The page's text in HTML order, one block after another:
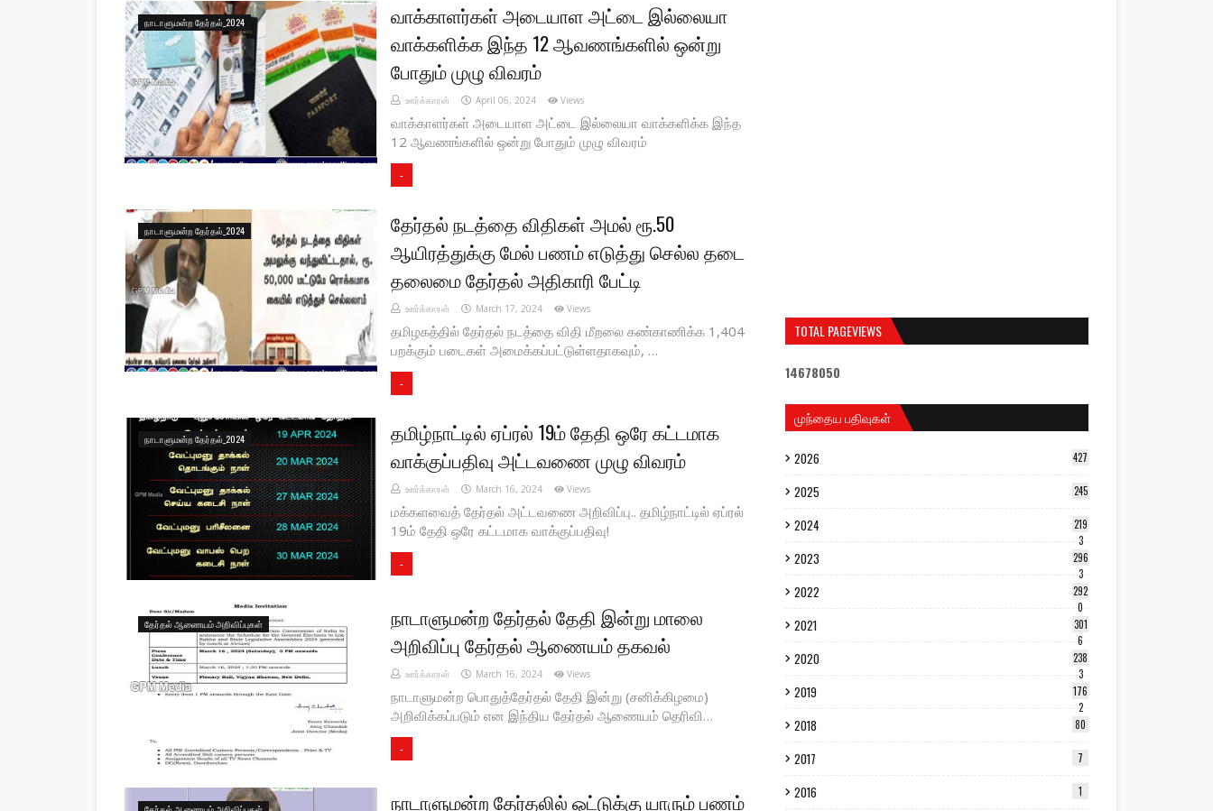
நாடாளுமன்ற தேர்தல்_2024
வாக்காளர்கள் அடையாள அட்டை இல்லையா
வாக்களிக்க இந்த 12 ஆவணங்களில் ஒன்று
போதும் முழு விவரம்
ஊர்க்காரன் April 06, 2024 Views
வாக்காளர்கள் அடையாள அட்டை இல்லையா வாக்களிக்க இந்த
12 ஆவணங்களில் ஒன்று போதும் முழு விவரம்
-
நாடாளுமன்ற தேர்தல்_2024
தேர்தல் நடத்தை விதிகள் அமல் ரூ.50
ஆயிரத்துக்கு மேல் பணம் எடுத்து செல்ல தடை
தலைமை தேர்தல் அதிகாரி பேட்டி
ஊர்க்காரன் March 17, 2024 Views
தமிழகத்தில் தேர்தல் நடத்தை விதி மீறலை கண்காணிக்க 1,404
பறக்கும் படைகள் அமைக்கப்பட்டுள்ளதாகவும், …
-
நாடாளுமன்ற தேர்தல்_2024
தமிழ்நாட்டில் ஏப்ரல் 19ம் தேதி ஒரே கட்டமாக
வாக்குப்பதிவு அட்டவணை முழு விவரம்
ஊர்க்காரன் March 16, 2024 Views
மக்களவைத் தேர்தல் அட்டவணை அறிவிப்பு.. தமிழ்நாட்டில் ஏப்ரல்
19ம் தேதி ஒரே கட்டமாக வாக்குப்பதிவு!
-
தேர்தல் ஆணையம் அறிவிப்புகள்
நாடாளுமன்ற தேர்தல் தேதி இன்று மாலை
அறிவிப்பு தேர்தல் ஆணையம் தகவல்
ஊர்க்காரன் March 16, 2024 Views
நாடாளுமன்ற பொதுத்தேர்தல் தேதி இன்று (சனிக்கிழமை)
அறிவிக்கப்படும் என இந்திய தேர்தல் ஆணையம் தெரிவி…
-
நாடாளுமன்ற தேர்தலில் ஓட்டுக்கு யாரும் பணம்
TOTAL PAGEVIEWS
14678050
முந்தைய பதிவுகள்
2026 427
2025 245
2024
219
3
2023
296
3
2022
292
0
2021
301
6
2020
238
3
2019
176
2
2018 80
2017 7
2016 1